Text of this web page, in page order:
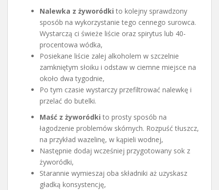
Nalewka z żyworódki to kolejny sprawdzony
sposób na wykorzystanie tego cennego surowca.
Wystarczą ci świeże liście oraz spirytus lub 40-
procentowa wódka,
Posiekane liście zalej alkoholem w szczelnie
zamkniętym słoiku i odstaw w ciemne miejsce na
około dwa tygodnie,
Po tym czasie wystarczy przefiltrować nalewkę i
przelać do butelki.
Maść z żyworódki to prosty sposób na
łagodzenie problemów skórnych. Rozpuść tłuszcz,
na przykład wazelinę, w kąpieli wodnej,
Następnie dodaj wcześniej przygotowany sok z
żyworódki,
Starannie wymieszaj oba składniki aż uzyskasz
gładką konsystencję,